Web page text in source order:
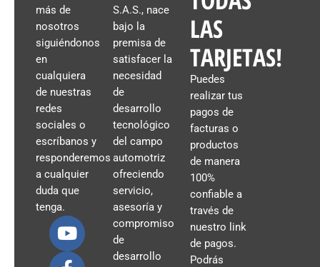
más de
nosotros
siguiéndonos
en
cualquiera
de nuestras
redes
sociales o
escríbanos y
responderemos
a cualquier
duda que
tenga.
S.A.S., nace
bajo la
premisa de
satisfacer la
necesidad
de
desarrollo
tecnológico
del campo
automotriz
ofreciendo
servicio,
asesoría y
compromiso
de
desarrollo
LAS
TARJETAS!
Puedes
realizar tus
pagos de
facturas o
productos
de manera
100%
confiable a
través de
nuestro link
de pagos.
Podrás